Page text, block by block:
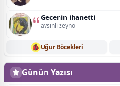
Gecenin ihanetti
avsinli zeyno
Uğur Böcekleri
Günün Yazısı